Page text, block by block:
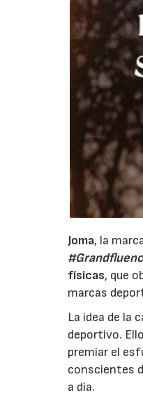
Joma, la
físicas, que
marcas
La idea de la
deportivo.
premiar el
conscientes
a día.